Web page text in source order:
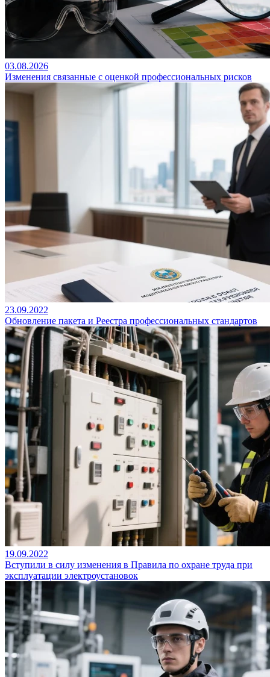
03.08.2026
Изменения связанные с оценкой профессиональных рисков
23.09.2022
Обновление пакета и Реестра профессиональных стандартов
19.09.2022
Вступили в силу изменения в Правила по охране труда при
эксплуатации электроустановок